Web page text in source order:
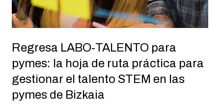
Regresa LABO-TALENTO para
pymes: la hoja de ruta práctica para
gestionar el talento STEM en las
pymes de Bizkaia